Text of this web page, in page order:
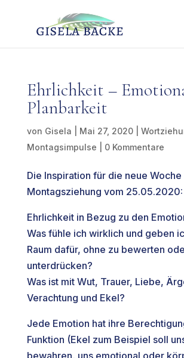
Ehrlichkeit –
Planbarkeit
von Gisela Mai 27, 2020|
Montagsimpulse
0 Kommentare
Die Inspiration für die neue
Montagsziehung vom 25.05.2020:
Ehrlichkeit in Bezug zu den
Was fühle ich wirklich und geben
Raum dafür, ohne zu bewerten
unterdrücken?
Was ist mit Wut, Trauer, Liebe,
Verachtung und Ekel?
Jede Emotion hat ihre
Funktion (Ekel zum Beispiel soll
bewahren, uns emotional oder